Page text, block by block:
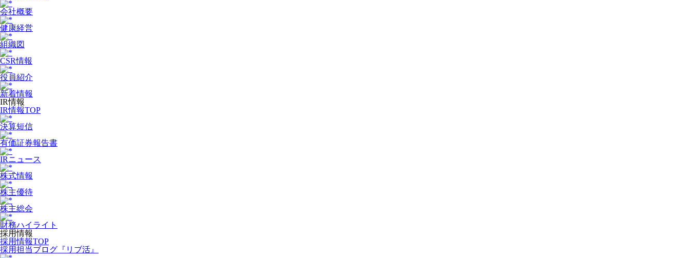
会社概要
健康経営
組織図
CSR情報
役員紹介
新着情報
IR情報
IR情報TOP
決算短信
有価証券報告書
IRニュース
株式情報
株主優待
株主総会
財務ハイライト
採用情報
採用情報TOP
採用担当ブログ『リブ活』